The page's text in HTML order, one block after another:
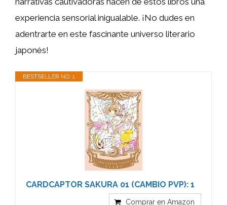
experiencia sensorial inigualable. ¡No dudes en
adentrarte en este fascinante universo literario
japonés!
BESTSELLER NO. 1
CARDCAPTOR SAKURA 01 (CAMBIO PVP): 1
Comprar en Amazon